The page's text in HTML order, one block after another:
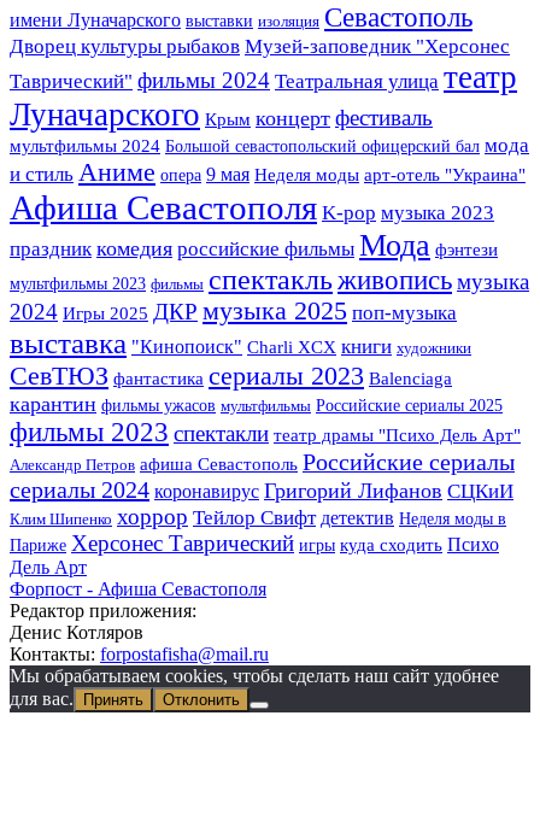
имени Луначарского выставки изоляция Севастополь
Дворец культуры рыбаков Музей-заповедник "Херсонес
Таврический" фильмы 2024 Театральная улица театр
Луначарского Крым концерт фестиваль
мультфильмы 2024 Большой севастопольский офицерский бал мода
и стиль Аниме опера 9 мая Неделя моды арт-отель "Украина"
Афиша Севастополя K-pop музыка 2023
праздник комедия российские фильмы Мода фэнтези
мультфильмы 2023 фильмы спектакльживописьмузыка
2024 Игры 2025 ДКР музыка 2025 поп-музыка
выставка "Кинопоиск" Charli XCX книги художники
СевТЮЗ фантастика сериалы 2023 Balenciaga
карантин фильмы ужасов мультфильмы Российские сериалы 2025
фильмы 2023 спектакли театр драмы "Психо Дель Арт"
Александр Петров афиша Севастополь Российские сериалы
сериалы 2024 коронавирус Григорий Лифанов СЦКиИ
Клим Шипенко хоррор Тейлор Свифт детектив Неделя моды в
Париже Херсонес Таврический игры куда сходить Психо
Дель Арт
Форпост - Афиша Севастополя
Редактор приложения:
Денис Котляров
Контакты: forpostafisha@mail.ru
Мы обрабатываем cookies, чтобы сделать наш сайт удобнее
для вас.
Принять Отклонить